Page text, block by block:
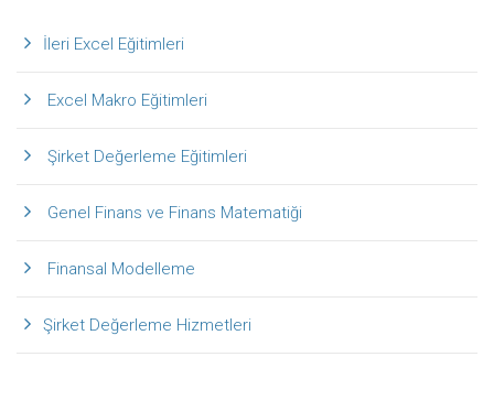
İleri Excel Eğitimleri
Excel Makro Eğitimleri
Şirket Değerleme Eğitimleri
Genel Finans ve Finans Matematiği
Finansal Modelleme
Şirket Değerleme Hizmetleri